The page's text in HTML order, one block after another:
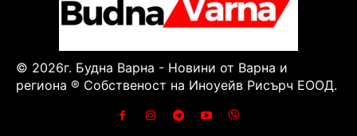
© 2026г. Будна Варна - Новини от Варна и
региона ® Собственост на Иноуейв Рисърч ЕООД.